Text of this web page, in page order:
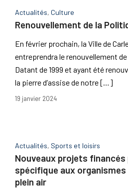
Actualités, Culture
Renouvellement de la
En février prochain, la Ville de
entreprendra le renouvellement
Datant de 1999 et ayant été
la pierre d’assise de notre […]
19 janvier 2024
Actualités, Sports et loisirs
Nouveaux projets financés
spécifique aux
plein air